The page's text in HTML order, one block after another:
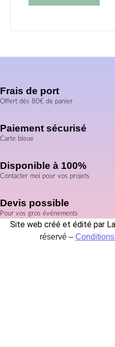
Frais de port
Offert dès 80€ de panier
Paiement sécurisé
Carte bleue
Disponible à 100%
Contacter moi pour vos projets
Devis possible
Pour vos gros événements
Site web créé et édité par
réservé –